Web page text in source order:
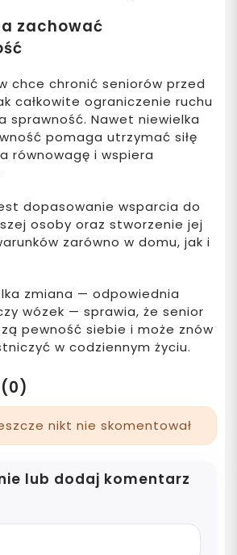
zachować
chce chronić seniorów przed
całkowite ograniczenie ruchu
sprawność. Nawet niewielka
pomaga utrzymać siłę
równowagę i wspiera
dopasowanie wsparcia do
osoby oraz stworzenie jej
zarówno w domu, jak i
zmiana — odpowiednia
wózek — sprawia, że senior
pewność siebie i może znów
w codziennym życiu.
nikt nie skomentował
lub dodaj komentarz